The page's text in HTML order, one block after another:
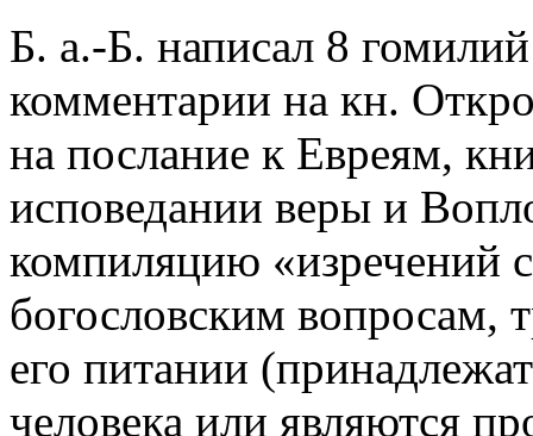
Б. а.-Б. написал 8
комментарии на кн.
на послание к Евреям,
исповедании веры и
компиляцию «изречений
богословским вопросам,
его питании
человека или являются